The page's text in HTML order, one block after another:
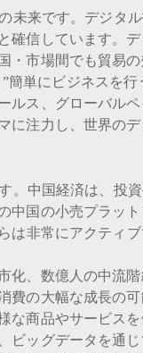
未来です。デジタ
確信しています。
・市場間でも貿易
簡単にビジネスを
ルス、グローバル
に注力し、世界の
。中国経済は、投
中国の小売プラッ
は非常にアクティ
化、数億人の中流
費の大幅な成長の
な商品やサービス
ビッグデータを通